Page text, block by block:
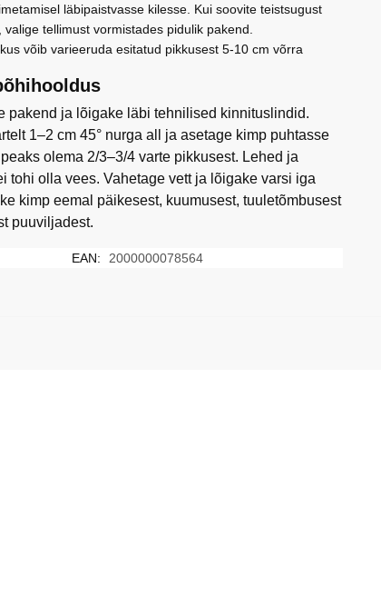
läbipaistvasse kilesse. Kui soovite teistsugust
valige tellimust vormistades pidulik pakend.
võib varieeruda esitatud pikkusest 5-10 cm võrra
pakend ja lõigake läbi tehnilised kinnituslindid.
1–2 cm 45° nurga all ja asetage kimp puhtasse
olema 2/3–3/4 varte pikkusest. Lehed ja
tohi olla vees. Vahetage vett ja lõigake varsi iga
kimp eemal päikesest, kuumusest, tuuletõmbusest
puuviljadest.
EAN: 2000000078564